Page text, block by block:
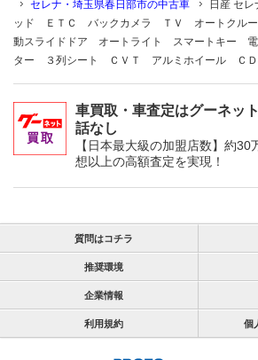
セレナ・埼玉県春日部市の中古車
日産 セ
ッド ＥＴＣ バックカメラ ＴＶ オートクルー
動スライドドア オートライト スマートキー
ター ３列シート ＣＶＴ アルミホイール Ｃ
車買取・車査定はグーネッ
話なし
【日本最大級の加盟店数】約30
想以上の高額査定を実現！
質問はコチラ
推奨環境
企業情報
利用規約 個